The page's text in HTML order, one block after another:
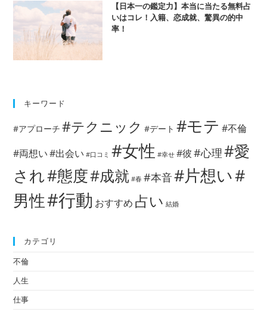
【日本一の鑑定力】本当に当たる無料占
いはコレ！入籍、恋成就、驚異の的中
率！
キーワード
#アプローチ #テクニック #デート #モテ #不倫
#両想い#出会い #口コミ #女性 #幸せ #彼#心理#愛
され#態度#成就 #春 #本音#片想い#
男性#行動 おすすめ 占い 結婚
カテゴリ
不倫
人生
仕事